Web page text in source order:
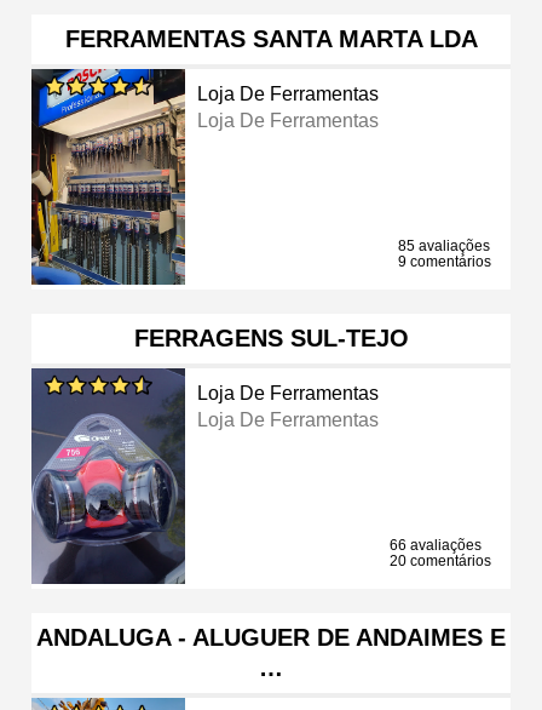
FERRAMENTAS SANTA MARTA LDA
Loja De Ferramentas
Loja De Ferramentas
85 avaliações
9 comentários
FERRAGENS SUL-TEJO
Loja De Ferramentas
Loja De Ferramentas
66 avaliações
20 comentários
ANDALUGA - ALUGUER DE ANDAIMES E
…